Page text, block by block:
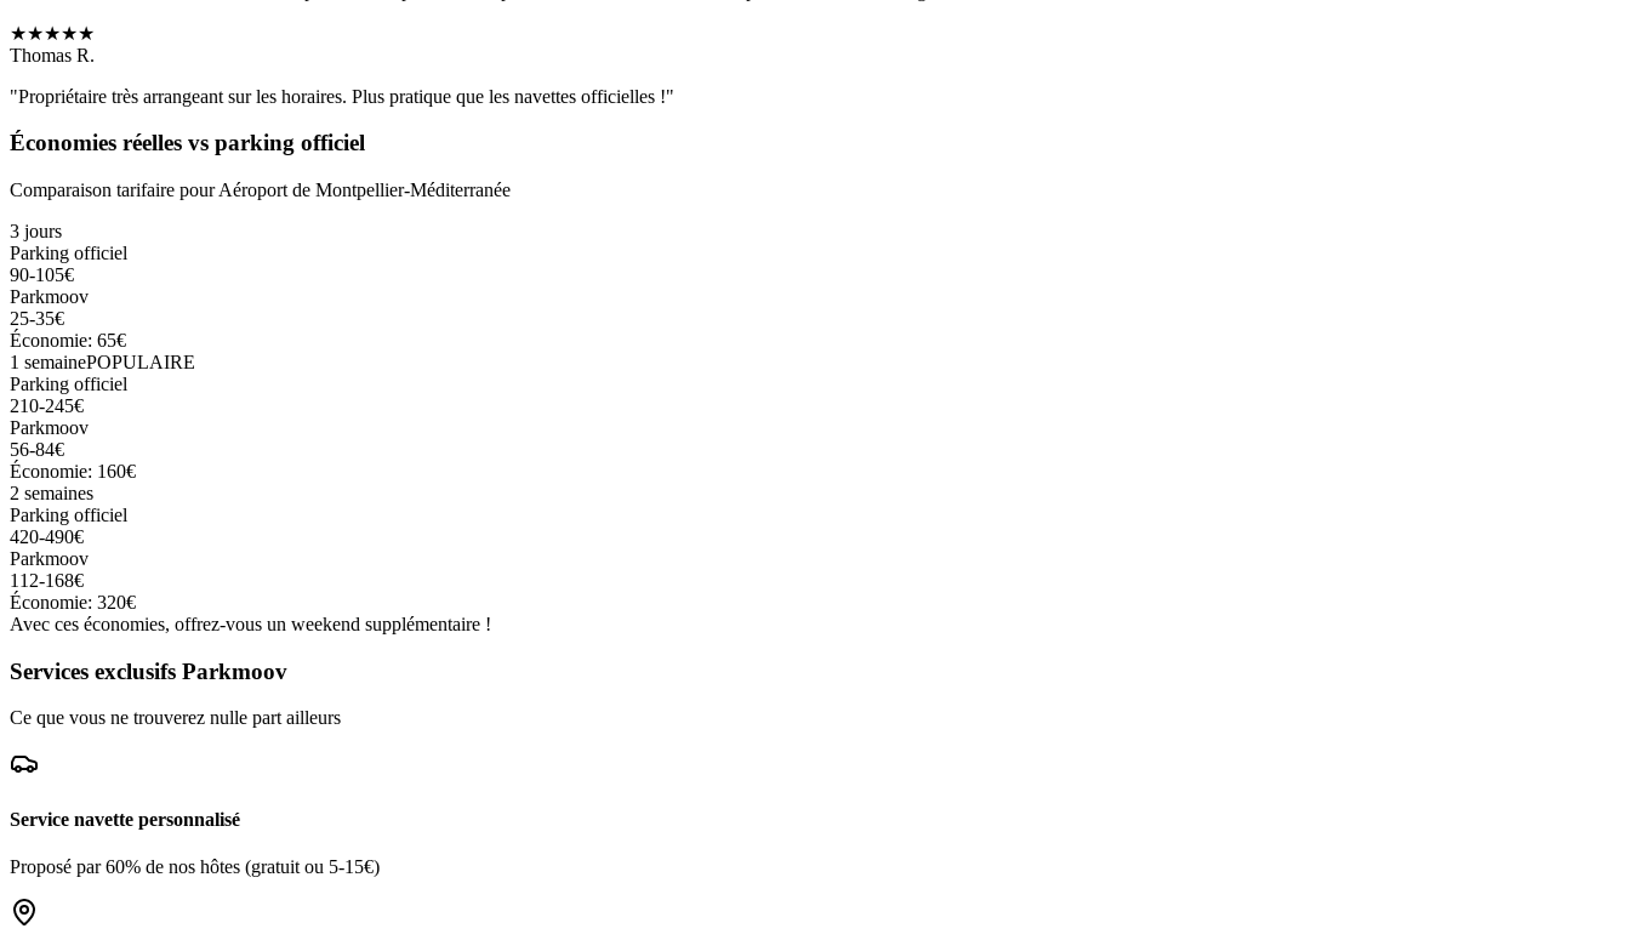
★★★★★
Thomas R.
"Propriétaire très arrangeant sur les horaires. Plus pratique que les navettes officielles !"
Économies réelles vs parking officiel
Comparaison tarifaire pourAéroport de Montpellier-Méditerranée
3 jours
Parking officiel
90-105€
Parkmoov
25-35€
Économie: 65€
1 semainePOPULAIRE
Parking officiel
210-245€
Parkmoov
56-84€
Économie: 160€
2 semaines
Parking officiel
420-490€
Parkmoov
112-168€
Économie: 320€
Avec ces économies, offrez-vous un weekend supplémentaire !
Services exclusifs Parkmoov
Ce que vous ne trouverez nulle part ailleurs
Service navette personnalisé
Proposé par 60% de nos hôtes (gratuit ou 5-15€)